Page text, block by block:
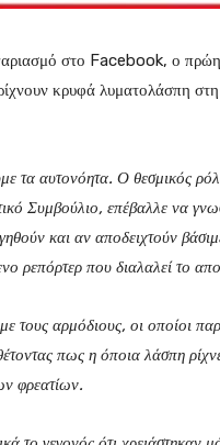
στο Facebook, ο
κρυφά λυματολάσπη
τα αυτονόητα. Ο θεσμικός
Συμβούλιο, επέβαλλε να
και αν αποδειχτούν
ρεπόρτερ που διαλαλεί το
αρμόδιους, οι οποίοι
πως η όποια λάσπη
φρεατίων.